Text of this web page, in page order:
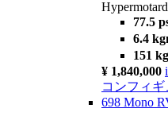
77.5
6.4
151 kg
¥ 1,840,000 i
コンフィ
698 Mono